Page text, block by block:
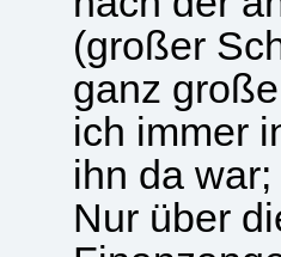
(großer
ganz
ich immer
ihn da
Nur über